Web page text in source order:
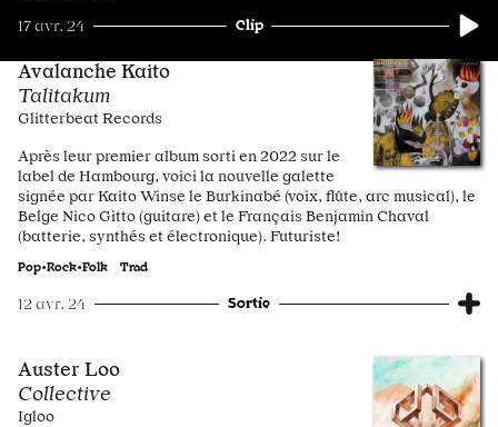
17 avr. 24 Clip
Avalanche Kaito
Talitakum
Glitterbeat Records
Après leur premier album sorti en 2022 sur le
label de Hambourg, voici la nouvelle galette
signée par Kaito Winse le Burkinabé (voix, flûte, arc musical), le
Belge Nico Gitto (guitare) et le Français Benjamin Chaval
(batterie, synthés et électronique). Futuriste!
Pop•Rock•Folk Trad
12 avr. 24 Sortie
Auster Loo
Collective
Igloo